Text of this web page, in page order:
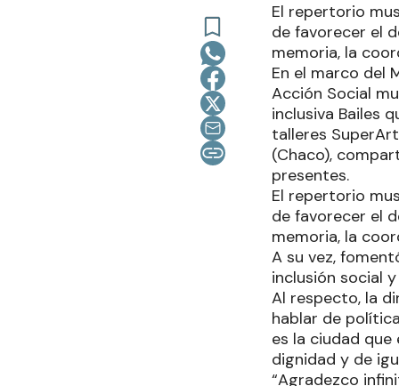
El repertorio
de favorecer el
memoria, la
En el marco del
Acción Social
inclusiva Bailes
talleres
(Chaco),
presentes.
El repertorio
de favorecer el
memoria, la
A su vez,
inclusión social
Al respecto, la
hablar de
es la ciudad
dignidad y de
“Agradezco